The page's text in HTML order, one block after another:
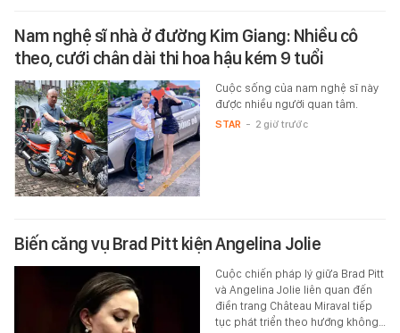
Nam nghệ sĩ nhà ở đường Kim Giang: Nhiều cô
theo, cưới chân dài thi hoa hậu kém 9 tuổi
Cuộc sống của nam nghệ sĩ này
được nhiều người quan tâm.
STAR - 2 giờ trước
Biến căng vụ Brad Pitt kiện Angelina Jolie
Cuộc chiến pháp lý giữa Brad Pitt
và Angelina Jolie liên quan đến
điền trang Château Miraval tiếp
tục phát triển theo hướng không…